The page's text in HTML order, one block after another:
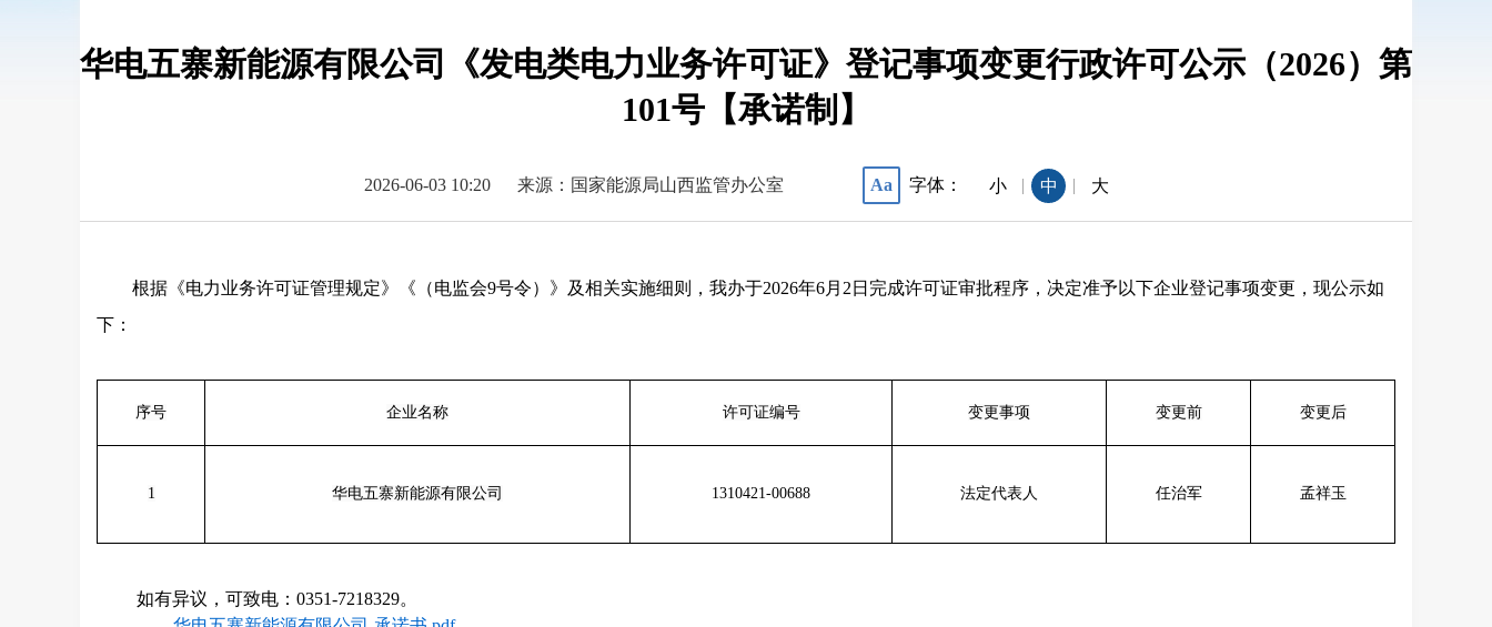
华电五寨新能源有限公司《发电类电力业务许可证》登记事项变更行政许可公示（2026）第
101号【承诺制】
2026-06-03 10:20 来源：国家能源局山西监管办公室 Aa 字体： 小 | 中 | 大
根据《电力业务许可证管理规定》《（电监会9号令）》及相关实施细则，我办于2026年6月2日完成许可证审批程序，决定准予以下企业登记事项变更，现公示如
下：
序号 企业名称 许可证编号 变更事项 变更前 变更后
1 华电五寨新能源有限公司 1310421-00688 法定代表人 任治军 孟祥玉
如有异议，可致电： 0351-7218329。